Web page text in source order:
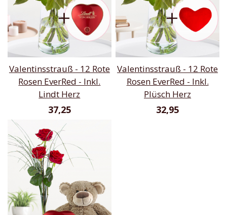
Valentinsstrauß - 12 Rote
Rosen EverRed - Inkl.
Lindt Herz
37,25
Valentinsstrauß - 12 Rote
Rosen EverRed - Inkl.
Plüsch Herz
32,95